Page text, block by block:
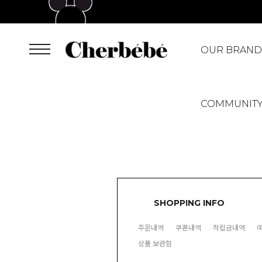
OUR
SHOPPING INFO
주문내역 쿠폰내역 적립금내역
상품 보관함